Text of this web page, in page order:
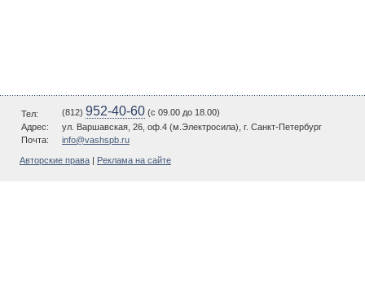
Тел: (812) 952-40-60 (c 09.00 до 18.00)
Адрес:
ул. Варшавская, 26, оф.4 (м.Электросила), г. Санкт-Петербург
Почта:
info@vashspb.ru
Авторские права Реклама на сайте